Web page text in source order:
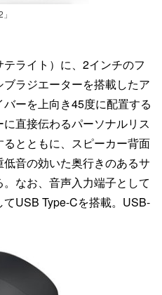
ライト）に、2インチのフ
ラジエーターを搭載したア
ーを上向き45度に配置する
直接伝わるパーソナルリス
とともに、スピーカー背面
音の効いた奥行きのあるサ
なお、音声入力端子として
USB Type-Cを搭載。USB-